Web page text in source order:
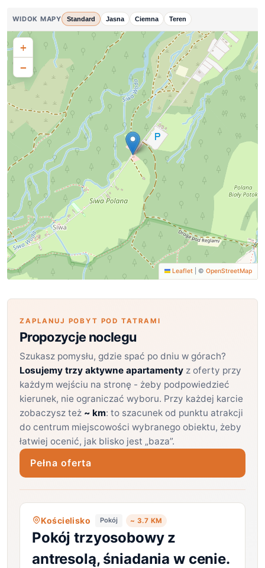
WIDOK MAPY Standard Jasna Ciemna Teren
+
−
Leaflet ©OpenStreetMap
ZAPLANUJ POBYT POD TATRAMI
Propozycje noclegu
Szukasz pomysłu, gdzie spać po dniu w górach?
Losujemy trzy aktywne apartamenty z oferty przy
każdym wejściu na stronę - żeby podpowiedzieć
kierunek, nie ograniczać wyboru. Przy każdej karcie
zobaczysz też ~ km: to szacunek od punktu atrakcji
do centrum miejscowości wybranego obiektu, żeby
łatwiej ocenić, jak blisko jest „baza”.
Pełna oferta
Kościelisko Pokój ~ 3.7 KM
Pokój trzyosobowy z
antresolą, śniadania w cenie.